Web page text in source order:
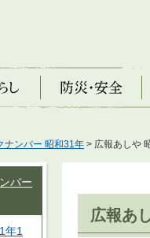
防災・安全
ナンバー 昭和31年 > 広報あしや
バー
年1
広報あ